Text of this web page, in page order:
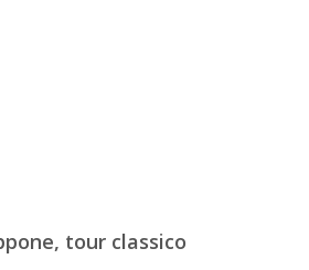
tour classico